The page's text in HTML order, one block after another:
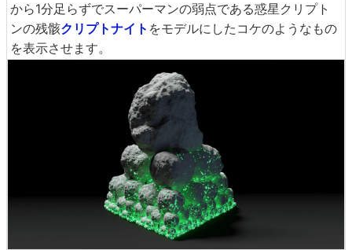
から1分足らずでスーパーマンの弱点である惑星クリプト
ンの残骸クリプトナイト をモデルにしたコケのようなもの
を表示させます。